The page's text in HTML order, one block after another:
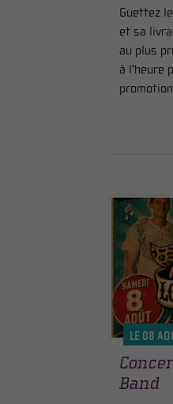
Guettez
et sa
au plus
à l'heure
LE 08
Band